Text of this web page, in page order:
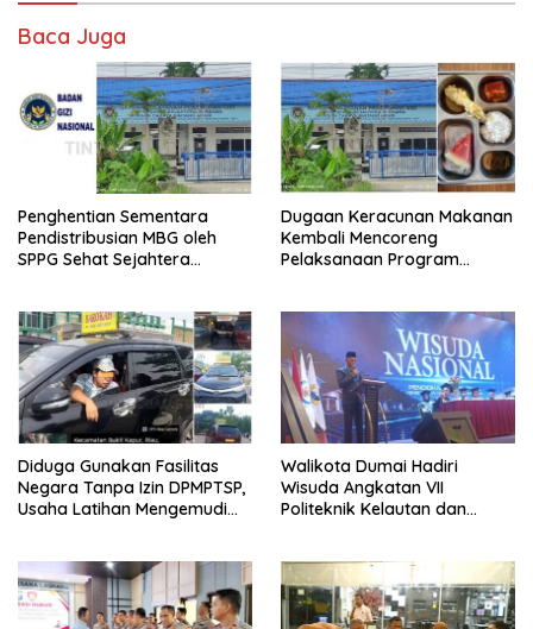
Baca Juga
Penghentian Sementara
Pendistribusian MBG oleh
SPPG Sehat Sejahtera
Dugaan Keracunan Makanan
Kembali Mencoreng
Pelaksanaan Program
Bersama Kota Dumai
Diduga Gunakan Fasilitas
Negara Tanpa Izin DPMPTSP,
Usaha Latihan Mengemudi
Walikota Dumai Hadiri
Wisuda Angkatan VII
Politeknik Kelautan dan